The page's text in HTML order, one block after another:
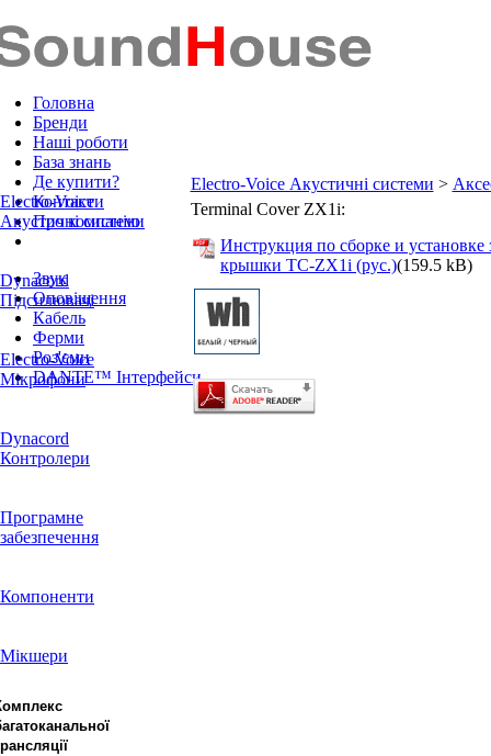
Головна
Бренди
Наші роботи
База знань
Де купити?
Контакти
Про компанію
Звук
Оповіщення
Кабель
Ферми
Роз'єми
DANTE™ Інтерфейси
Electro-Voice
Акустичні системи
Dynacord
Підсилювачі
Electro-Voice
Мікрофони
Dynacord
Контролери
Програмне
забезпечення
Компоненти
Мікшери
Electro-Voice Акустичні системи >
Terminal Cover ZX1i:
Инструкция по сборке и
крышки TC-ZX1i (рус.)(159.5 kB)